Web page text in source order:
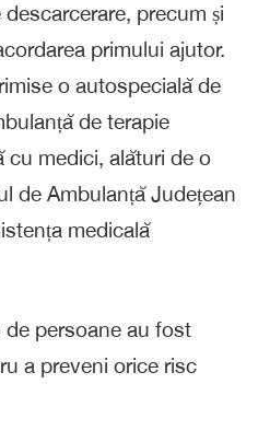
precum și
primului ajutor.
o autospecială de
de terapie
cu medici, alături de o
de Ambulanță Județean
medicală
persoane au fost
a preveni orice risc